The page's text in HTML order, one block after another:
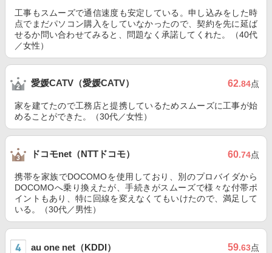
工事もスムーズで通信速度も安定している。申し込みをした時
点でまだパソコン購入をしていなかったので、契約を先に延ば
せるか問い合わせてみると、問題なく承諾してくれた。（40代
／女性）
愛媛CATV（愛媛CATV） 62.84点
家を建てたので工務店と提携しているためスムーズに工事が始
めることができた。（30代／女性）
ドコモnet（NTTドコモ） 60.74点
携帯を家族でDOCOMOを使用しており、別のプロバイダから
DOCOMOへ乗り換えたが、手続きがスムーズで様々な付帯ポ
イントもあり、特に回線を変えなくてもいけたので、満足して
いる。（30代／男性）
au one net（KDDI） 59.63点